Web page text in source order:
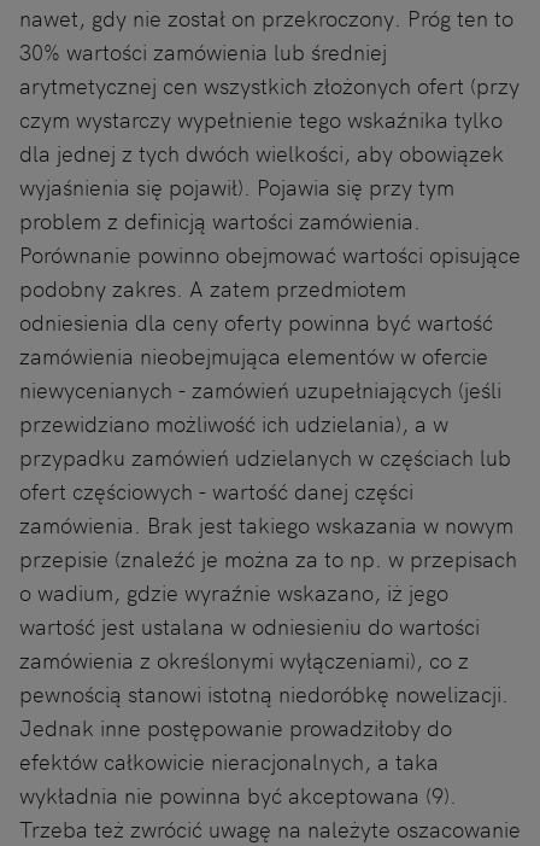
nawet, gdy nie został on przekroczony. Próg ten to
30% wartości zamówienia lub średniej
arytmetycznej cen wszystkich złożonych ofert (przy
czym wystarczy wypełnienie tego wskaźnika tylko
dla jednej z tych dwóch wielkości, aby obowiązek
wyjaśnienia się pojawił). Pojawia się przy tym
problem z definicją wartości zamówienia.
Porównanie powinno obejmować wartości opisujące
podobny zakres. A zatem przedmiotem
odniesienia dla ceny oferty powinna być wartość
zamówienia nieobejmująca elementów w ofercie
niewycenianych - zamówień uzupełniających (jeśli
przewidziano możliwość ich udzielania), a w
przypadku zamówień udzielanych w częściach lub
ofert częściowych - wartość danej części
zamówienia. Brak jest takiego wskazania w nowym
przepisie (znaleźć je można za to np. w przepisach
o wadium, gdzie wyraźnie wskazano, iż jego
wartość jest ustalana w odniesieniu do wartości
zamówienia z określonymi wyłączeniami), co z
pewnością stanowi istotną niedoróbkę nowelizacji.
Jednak inne postępowanie prowadziłoby do
efektów całkowicie nieracjonalnych, a taka
wykładnia nie powinna być akceptowana (9).
Trzeba też zwrócić uwagę na należyte oszacowanie